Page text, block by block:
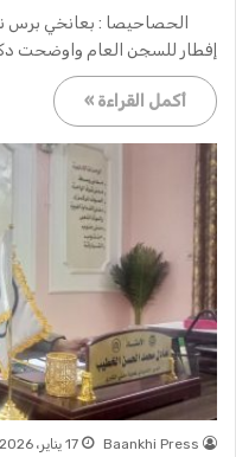
الحصاحيصا : بعانخي برس
إفطار للسجن العام واوضحت
أكمل القراءة »
Baankhi Press 17 يناير، 2026